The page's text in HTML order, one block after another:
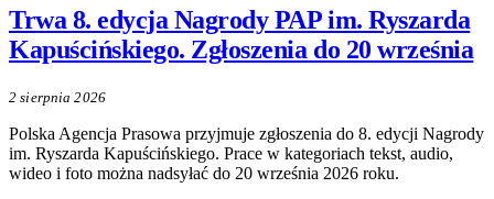
Trwa 8. edycja Nagrody PAP im. Ryszarda
Kapuścińskiego. Zgłoszenia do 20 września
2 sierpnia 2026
Polska Agencja Prasowa przyjmuje zgłoszenia do 8. edycji Nagrody
im. Ryszarda Kapuścińskiego. Prace w kategoriach tekst, audio,
wideo i foto można nadsyłać do 20 września 2026 roku.